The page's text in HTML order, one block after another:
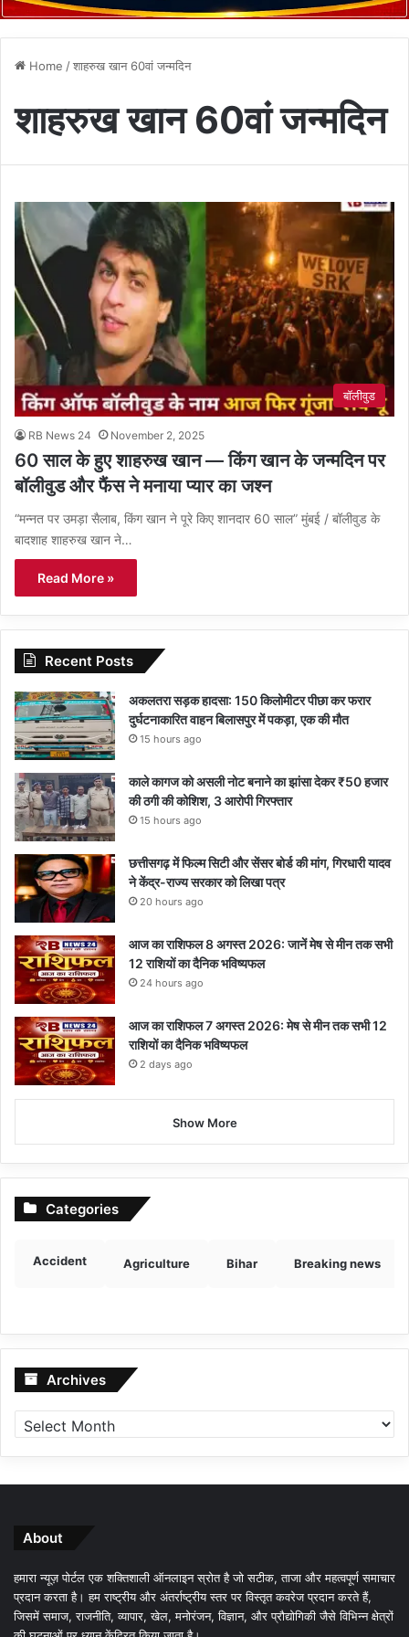
Home /शाहरुख खान 60वां जन्मदिन
शाहरुख खान 60वां जन्मदिन
बॉलीवुड
RB News 24 November 2, 2025
60 साल के हुए शाहरुख खान — किंग खान के जन्मदिन पर
बॉलीवुड और फैंस ने मनाया प्यार का जश्न
“मन्नत पर उमड़ा सैलाब, किंग खान ने पूरे किए शानदार 60 साल” मुंबई / बॉलीवुड के
बादशाह शाहरुख खान ने…
Read More »
Recent Posts
अकलतरा सड़क हादसा: 150 किलोमीटर पीछा कर फरार
दुर्घटनाकारित वाहन बिलासपुर में पकड़ा, एक की मौत
15 hours ago
काले कागज को असली नोट बनाने का झांसा देकर ₹50 हजार
की ठगी की कोशिश, 3 आरोपी गिरफ्तार
15 hours ago
छत्तीसगढ़ में फिल्म सिटी और सेंसर बोर्ड की मांग, गिरधारी यादव
ने केंद्र-राज्य सरकार को लिखा पत्र
20 hours ago
आज का राशिफल 8 अगस्त 2026: जानें मेष से मीन तक सभी
12 राशियों का दैनिक भविष्यफल
24 hours ago
आज का राशिफल 7 अगस्त 2026: मेष से मीन तक सभी 12
राशियों का दैनिक भविष्यफल
2 days ago
Show More
Categories
Accident Agriculture Bihar Breaking news
Archives Archives
About
हमारा न्यूज़ पोर्टल एक शक्तिशाली ऑनलाइन स्रोत है जो सटीक, ताजा और महत्वपूर्ण समाचार
प्रदान करता है। हम राष्ट्रीय और अंतर्राष्ट्रीय स्तर पर विस्तृत कवरेज प्रदान करते हैं,
जिसमें समाज, राजनीति, व्यापार, खेल, मनोरंजन, विज्ञान, और प्रौद्योगिकी जैसे विभिन्न क्षेत्रों